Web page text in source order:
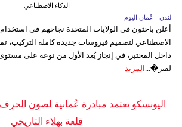
الذكاء الاصطناعي
لندن - عُمان اليوم
أعلن باحثون في الولايات المتحدة نجاحهم في استخدام
الاصطناعي لتصميم فيروسات جديدة كاملة التركيب،
داخل المختبر، في إنجاز يُعد الأول من نوعه على
لفير�...
المزيد
اليونسكو تعتمد مبادرة عُمانية لصون
قلعة بهلاء التاريخي